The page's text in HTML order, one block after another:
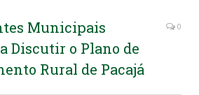
Municipais
Discutir o Plano de
Rural de Pacajá
0